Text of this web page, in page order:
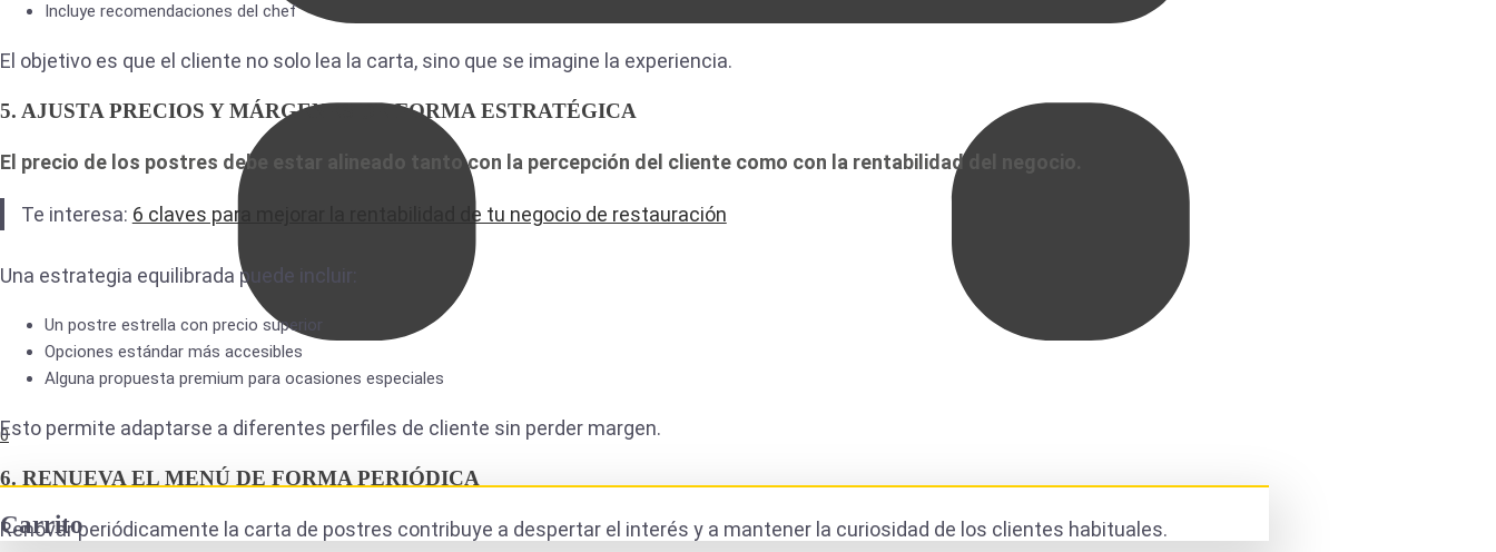
0
Carrito
Incluye recomendaciones del chef
El objetivo es que el cliente no solo lea la carta, sino que se imagine la experiencia.
5. AJUSTA PRECIOS Y MÁRGENES DE FORMA ESTRATÉGICA
El precio de los postres debe estar alineado tanto con la percepción del cliente como con la rentabilidad del negocio.
Te interesa: 6 claves para mejorar la rentabilidad de tu negocio de restauración
Una estrategia equilibrada puede incluir:
Un postre estrella con precio superior
Opciones estándar más accesibles
Alguna propuesta premium para ocasiones especiales
Esto permite adaptarse a diferentes perfiles de cliente sin perder margen.
6. RENUEVA EL MENÚ DE FORMA PERIÓDICA
Renovar periódicamente la carta de postres contribuye a despertar el interés y a mantener la curiosidad de los clientes habituales.